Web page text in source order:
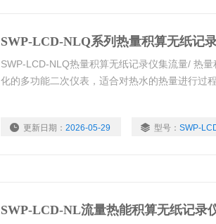
SWP-LCD-NLQ系列热量积算无纸记
SWP-LCD-NLQ热量积算无纸记录仪集流量/ 热
化的多功能二次仪表，适合对热水的热量进行过
更新日期： 2026-05-29 型号： SWP-
SWP-LCD-NL流量热能积算无纸记录